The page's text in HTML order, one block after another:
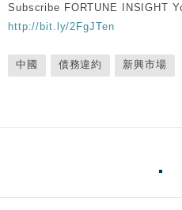
Subscribe FORTUNE INSIGHT
http://bit.ly/2FgJTen
中國 債務違約 新興市場